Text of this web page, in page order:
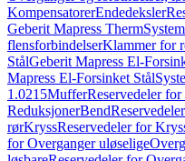
KompensatorerEndedeksler
Geberit Mapress Therm
flensforbindelserKlammer for
StålGeberit Mapress El-
Mapress El-Forsinket Stål
1.0215MufferReservedeler
ReduksjonerBend
rørKryssReservedeler for
for Overganger uløselige